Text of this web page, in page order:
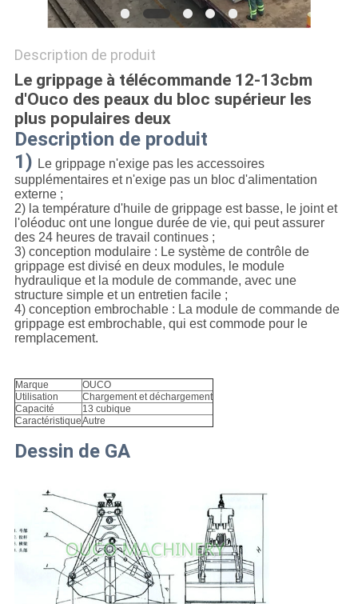
PLAN
DU
SITE
POLITIQUE
DE
CONFIDENTIALITÉ
Description de produit
Le grippage à télécommande 12-13cbm
d'Ouco des peaux du bloc supérieur les
plus populaires deux
Description de produit
1) Le grippage n'exige pas les accessoires
supplémentaires et n'exige pas un bloc d'alimentation
externe ;
2) la température d'huile de grippage est basse, le joint et
l'oléoduc ont une longue durée de vie, qui peut assurer
des 24 heures de travail continues ;
3) conception modulaire : Le système de contrôle de
grippage est divisé en deux modules, le module
hydraulique et la module de commande, avec une
structure simple et un entretien facile ;
4) conception embrochable : La module de commande de
grippage est embrochable, qui est commode pour le
remplacement.
Marque
OUCO
Utilisation
Chargement et déchargement
Capacité
13 cubique
CaractéristiqueAutre
Dessin de GA